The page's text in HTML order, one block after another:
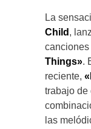
La
Child ,
canciones
Things».
reciente,
trabajo de
las